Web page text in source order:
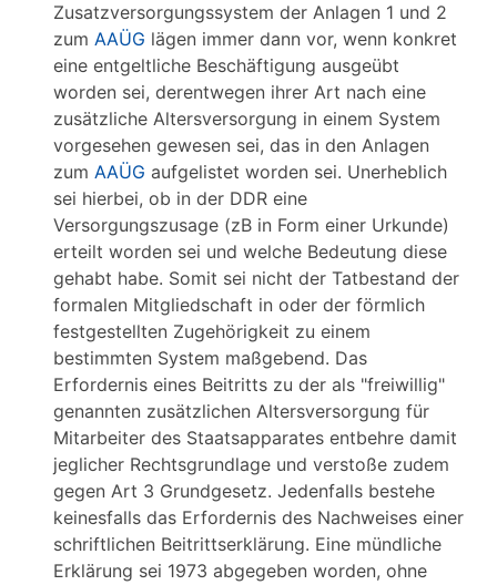
Zusatzversorgungssystem der Anlagen 1 und 2
zum AAÜG lägen immer dann vor, wenn konkret
eine entgeltliche Beschäftigung ausgeübt
worden sei, derentwegen ihrer Art nach eine
zusätzliche Altersversorgung in einem System
vorgesehen gewesen sei, das in den Anlagen
zum AAÜG aufgelistet worden sei. Unerheblich
sei hierbei, ob in der DDR eine
Versorgungszusage (zB in Form einer Urkunde)
erteilt worden sei und welche Bedeutung diese
gehabt habe. Somit sei nicht der Tatbestand der
formalen Mitgliedschaft in oder der förmlich
festgestellten Zugehörigkeit zu einem
bestimmten System maßgebend. Das
Erfordernis eines Beitritts zu der als "freiwillig"
genannten zusätzlichen Altersversorgung für
Mitarbeiter des Staatsapparates entbehre damit
jeglicher Rechtsgrundlage und verstoße zudem
gegen Art 3 Grundgesetz. Jedenfalls bestehe
keinesfalls das Erfordernis des Nachweises einer
schriftlichen Beitrittserklärung. Eine mündliche
Erklärung sei 1973 abgegeben worden, ohne